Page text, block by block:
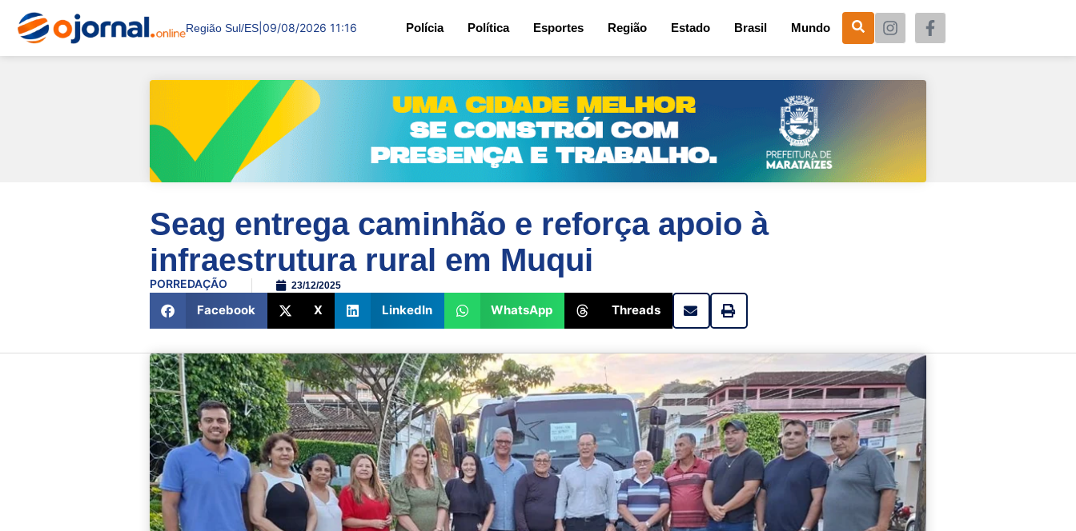
Região Sul/ES 09/08/2026 11:16 Polícia Política Esportes Região Estado Brasil Mundo
Seag entrega caminhão e reforça apoio à
infraestrutura rural em Muqui
PORREDAÇÃO 23/12/2025
Facebook X LinkedIn WhatsApp Threads